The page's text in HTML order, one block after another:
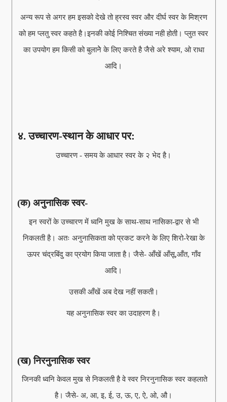
अन्य रूप से अगर हम इसको देखे तो ह्रस्व स्वर और दीर्घ स्वर के मिश्रण
को हम प्लतु स्वर कहते है।इनकी कोई निश्चित संख्या नही होती। प्लुत स्वर
का उपयोग हम किसी को बुलानेे के लिए करते है जैसे अरे श्याम, ओ राधा
आदि।
४. उच्चारण-स्थान के आधार पर:
उच्चारण - समय के आधार स्वर के २ भेद है।
(क) अनुनासिक स्वर-
इन स्वरों के उच्चारण में ध्वनि मुख के साथ-साथ नासिका-द्वार से भी
निकलती है। अतः अनुनासिकता को प्रकट करने के लिए शिरो-रेखा के
ऊपर चंद्रबिंदु का प्रयोग किया जाता है। जैसे- आँखें आँसू,आँत, गाँव
आदि।
उसकी आँखें अब देख नहीं सकती।
यह अनुनासिक स्वर का उदाहरण है।
(ख) निरनुनासिक स्वर
जिनकी ध्वनि केवल मुख से निकलती है वे स्वर निरनुनासिक स्वर कहलाते
है। जैसे- अ, आ, इ, ई, उ, ऊ, ए, ऐ, ओ, औ।